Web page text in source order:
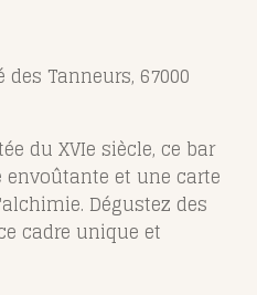
des Tanneurs, 67000
du XVIe siècle, ce bar
et une carte
Dégustez des
cadre unique et